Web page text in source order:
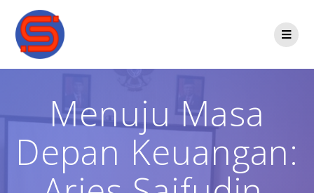
Menuju Masa
Depan Keuangan: